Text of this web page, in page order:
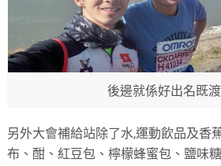
後邊就係好出名既
另外大會補給站除了水,運動飲品及香
布、酣、紅豆包、檸檬蜂蜜包、鹽味